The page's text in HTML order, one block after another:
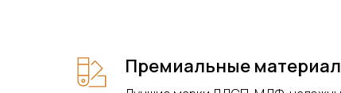
Премиальные